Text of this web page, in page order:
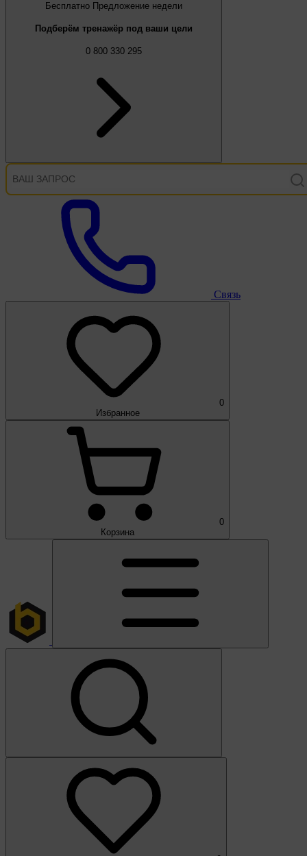
Бесплатно Предложение недели
Подберём тренажёр под ваши цели
0 800 330 295
Связь
0
Избранное
0
Корзина